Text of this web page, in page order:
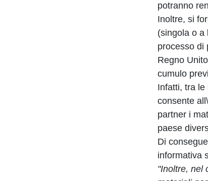
potranno
Inoltre, si
(singola o a
processo di
Regno
cumulo
Infatti, tra
consente
partner i
paese
Di
informativa
"Inoltre, nel